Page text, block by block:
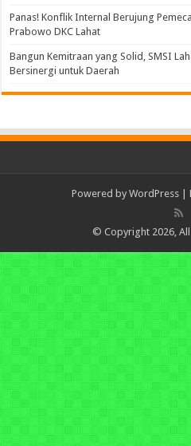
Panas! Konflik Internal Berujung
Prabowo DKC Lahat
Bangun Kemitraan yang Solid, SMSI
Bersinergi untuk Daerah
Powered by WordPress |
© Copyright 2026, All